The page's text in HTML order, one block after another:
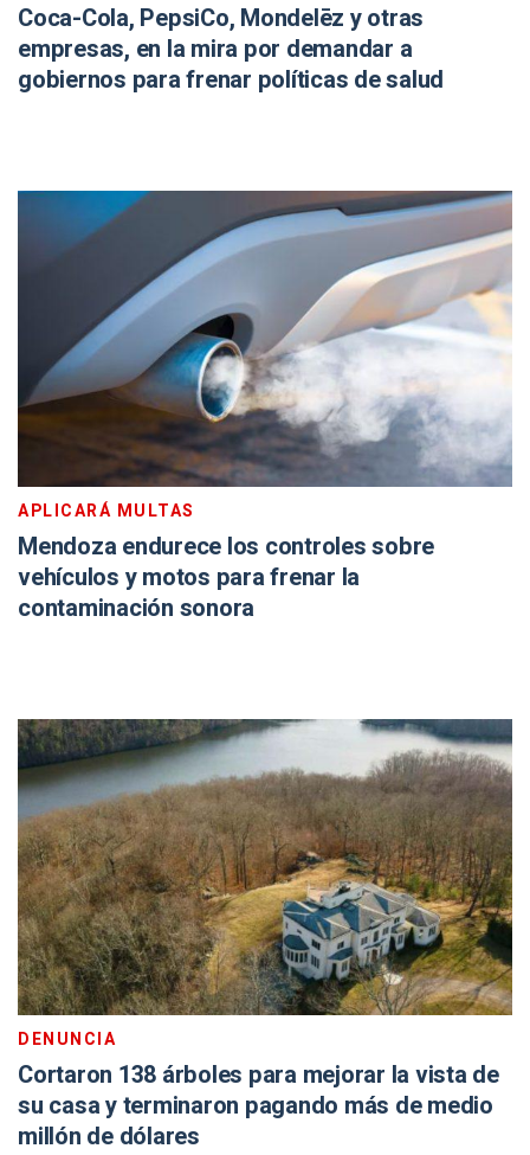
Coca-Cola, PepsiCo, Mondelēz y otras
empresas, en la mira por demandar a
gobiernos para frenar políticas de salud
APLICARÁ MULTAS
Mendoza endurece los controles sobre
vehículos y motos para frenar la
contaminación sonora
DENUNCIA
Cortaron 138 árboles para mejorar la vista de
su casa y terminaron pagando más de medio
millón de dólares